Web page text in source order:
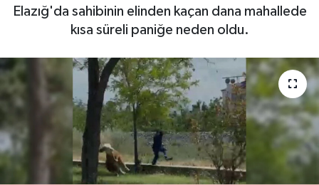
Elazığ'da sahibinin elinden kaçan dana mahallede
kısa süreli paniğe neden oldu.
EKONOMİ
GÜNDEM
HABERDE İNSAN
Haber Arşivi